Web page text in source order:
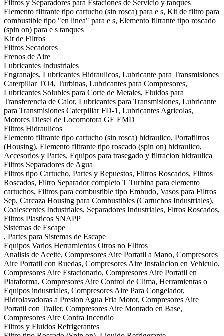
Filtros y Separadores para Estaciones de Servicio y tanques
Elemento filtrante tipo cartucho (sin rosca) para e s, Kit de filtro para
combustible tipo "en linea" para e s, Elemento filtrante tipo roscado
(spin on) para e s tanques
Kit de Filtros
Filtros Secadores
Frenos de Aire
Lubricantes Industriales
Engranajes, Lubricantes Hidraulicos, Lubricante para Transmisiones
Caterpillar TO4, Turbinas, Lubricantes para Compresores,
Lubricantes Solubles para Corte de Metales, Fluidos para
Transferencia de Calor, Lubricantes para Transmisiones, Lubricante
para Transmisiones Caterpillar FD-1, Lubricantes Agricolas,
Motores Diesel de Locomotora GE EMD
Filtros Hidraulicos
Elemento filtrante tipo cartucho (sin rosca) hidraulico, Portafiltros
(Housing), Elemento filtrante tipo roscado (spin on) hidraulico,
Accesorios y Partes, Equipos para trasegado y filtracion hidraulica
Filtros Separadores de Agua
Filtros tipo Cartucho, Partes y Repuestos, Filtros Roscados, Filtros
Roscados, Filtro Separador completo T Turbina para elemento
cartuchos, Filtros para combustible tipo Embudo, Vasos para Filtros
Sep, Carcaza Housing para Combustibles (Cartuchos Industriales),
Coalescentes Industriales, Separadores Industriales, Fltros Roscados,
Filtros Plasticos SNAPP
Sistemas de Escape
, Partes para Sistemas de Escape
Equipos Varios Herramientas Otros no FIltros
Analisis de Aceite, Compresores Aire Portatil a Mano, Compresores
Aire Portatil con Ruedas, Compresores Aire Instalacion en Vehiculo,
Compresores Aire Estacionario, Compresores Aire Portatil en
Plataforma, Compresores Aire Control de Clima, Herramientas o
Equipos industriales, Compresores Aire Para Congelador,
Hidrolavadoras a Presion Agua Fria Motor, Compresores Aire
Portatil con Trailer, Compresores Aire Montado en Base,
Compresores Aire Contra Incendio
Filtros y Fluidos Refrigerantes